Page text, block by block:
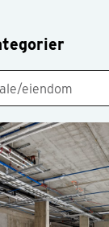
eiendom